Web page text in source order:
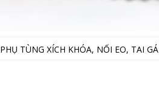
PHỤ TÙNG XÍCH KHÓA, NỐI EO, TAI GÁ